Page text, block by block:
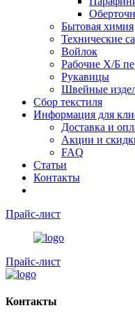
Бытовая химия
Технические
Войлок
Рабочие Х/Б
Рукавицы
Швейные
Сбор текстиля
Информация для
Доставка и
Акции и
FAQ
Статьи
Контакты
Прайс-лист
Прайс-лист
Контакты